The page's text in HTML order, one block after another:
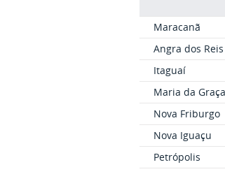
Maracanã
Angra dos Reis
Itaguaí
Maria da Graça
Nova Friburgo
Nova Iguaçu
Petrópolis